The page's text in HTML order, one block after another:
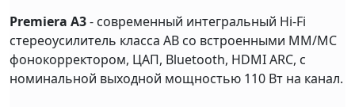
Premiera A3- современный интегральный Hi-Fi
стереоусилитель класса AB со встроенными MM/MC
фонокорректором, ЦАП, Bluetooth, HDMI ARC, с
номинальной выходной мощностью 110 Вт на канал.